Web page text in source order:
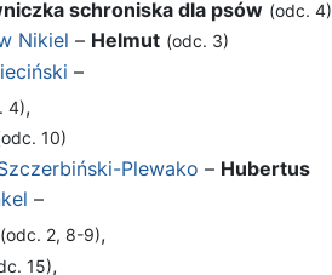
schroniska dla psów (odc. 4)
Nikiel – Helmut (odc. 3)
–
4),
10)
Plewako – Hubertus
–
(odc. 2, 8-9),
15),